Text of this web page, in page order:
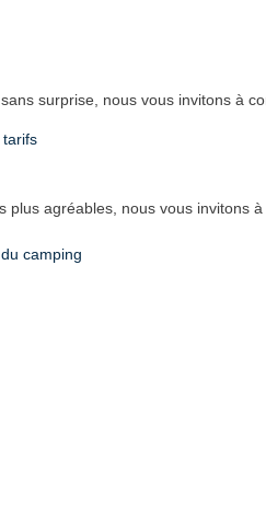
surprise, nous vous invitons à
plus agréables, nous vous invitons
camping